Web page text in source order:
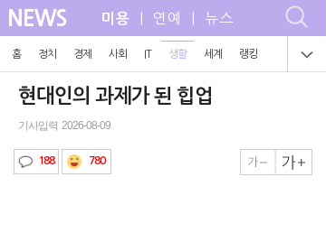
NEWS 미용 | 연예 | 뉴스
홈 정치 경제 사회 IT 생활 세계 랭킹
현대인의 과제가 된 힙업
기사입력 2026-08-09
188 780